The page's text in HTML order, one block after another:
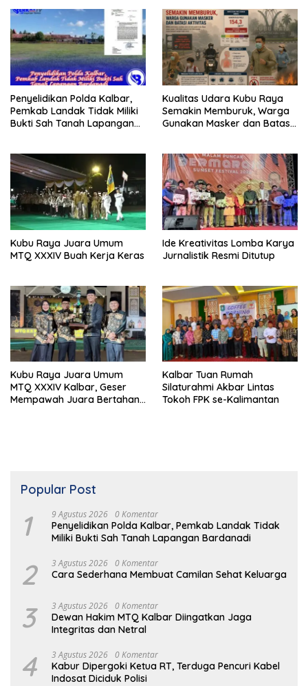
Penyelidikan Polda Kalbar,
Pemkab Landak Tidak Miliki
Bukti Sah Tanah Lapangan
Kualitas Udara Kubu Raya
Semakin Memburuk, Warga
Gunakan Masker dan Batasi
Kubu Raya Juara Umum
MTQ XXXIV Buah Kerja Keras
Ide Kreativitas Lomba Karya
Jurnalistik Resmi Ditutup
Kubu Raya Juara Umum
MTQ XXXIV Kalbar, Geser
Mempawah Juara Bertahan
Kalbar Tuan Rumah
Silaturahmi Akbar Lintas
Tokoh FPK se-Kalimantan
Popular Post
1 9 Agustus 2026 0 Komentar
Penyelidikan Polda Kalbar, Pemkab Landak Tidak
Miliki Bukti Sah Tanah Lapangan Bardanadi
2 3 Agustus 2026 0 Komentar
Cara Sederhana Membuat Camilan Sehat Keluarga
3 3 Agustus 2026 0 Komentar
Dewan Hakim MTQ Kalbar Diingatkan Jaga
Integritas dan Netral
4 3 Agustus 2026 0 Komentar
Kabur Dipergoki Ketua RT, Terduga Pencuri Kabel
Indosat Diciduk Polisi